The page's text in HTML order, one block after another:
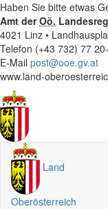
Haben Sie bitte etwas
Amt derOö.
4021 Linz •
Telefon (+43 732) 77
E-Mail post@ooe.gv.at
www.land-
Land
Oberösterreich